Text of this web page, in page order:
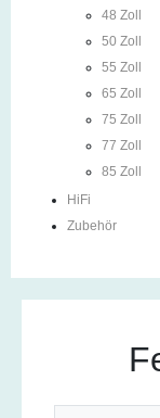
48 Zoll
50 Zoll
55 Zoll
65 Zoll
75 Zoll
77 Zoll
85 Zoll
HiFi
Zubehör